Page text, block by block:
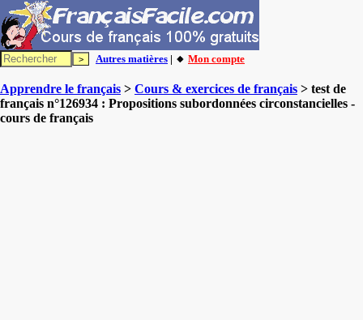
Autres matières | 🔸 Mon compte
Apprendre le français > Cours & exercices de français > test de
français n°126934 : Propositions subordonnées circonstancielles -
cours de français